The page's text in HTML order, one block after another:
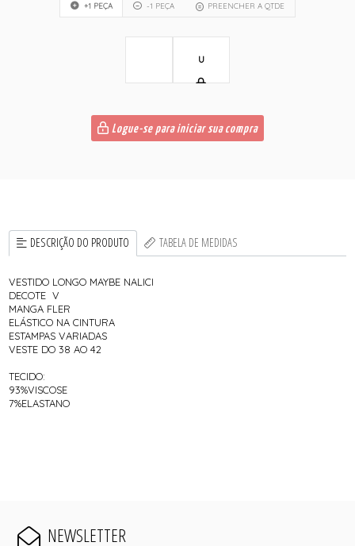
+1 PEÇA -1 PEÇA PREENCHER A QTDE
U
Logue-se para iniciar sua compra
DESCRIÇÃO DO PRODUTO TABELA DE MEDIDAS
VESTIDO LONGO MAYBE NALICI
DECOTE V
MANGA FLER
ELÁSTICO NA CINTURA
ESTAMPAS VARIADAS
VESTE DO 38 AO 42
TECIDO:
93%VISCOSE
7%ELASTANO
NEWSLETTER